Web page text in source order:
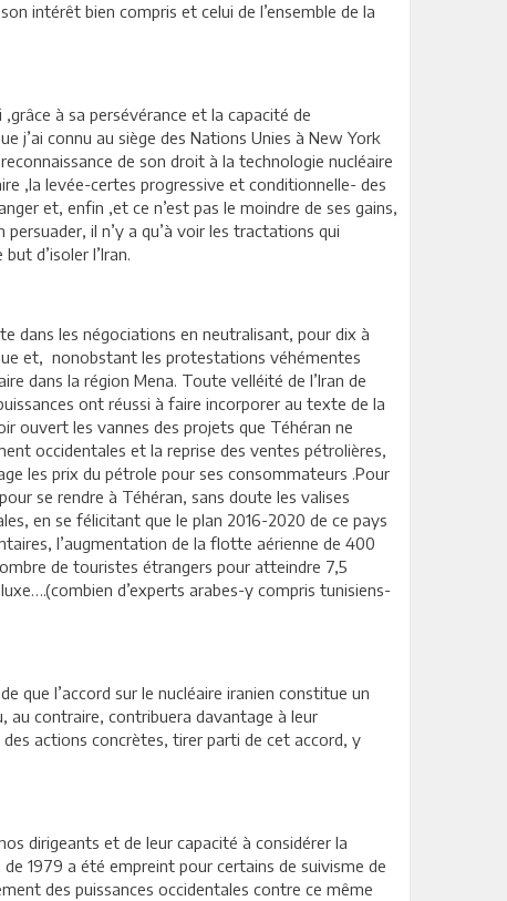
intérêt bien compris et celui de l’ensemble de la
à sa persévérance et la capacité de
j’ai connu au siège des Nations Unies à New York
de son droit à la technologie nucléaire
,la levée-certes progressive et conditionnelle- des
et, enfin ,et ce n’est pas le moindre de ses gains,
il n’y a qu’à voir les tractations qui
d’isoler l’Iran.
dans les négociations en neutralisant, pour dix à
et, nonobstant les protestations véhémentes
dans la région Mena. Toute velléité de l’Iran de
ont réussi à faire incorporer au texte de la
ouvert les vannes des projets que Téhéran ne
occidentales et la reprise des ventes pétrolières,
les prix du pétrole pour ses consommateurs .Pour
se rendre à Téhéran, sans doute les valises
en se félicitant que le plan 2016-2020 de ce pays
l’augmentation de la flotte aérienne de 400
de touristes étrangers pour atteindre 7,5
d’experts arabes-y compris tunisiens-
que l’accord sur le nucléaire iranien constitue un
au contraire, contribuera davantage à leur
actions concrètes, tirer parti de cet accord, y
dirigeants et de leur capacité à considérer la
1979 a été empreint pour certains de suivisme de
des puissances occidentales contre ce même